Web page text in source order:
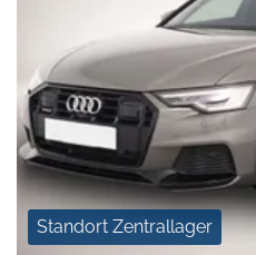
Standort Zentrallager